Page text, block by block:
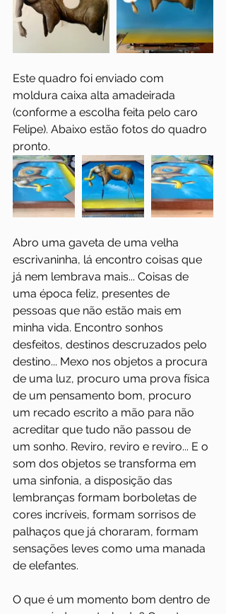
Este quadro foi enviado com
moldura caixa alta amadeirada
(conforme a escolha feita pelo caro
Felipe). Abaixo estão fotos do quadro
pronto.
Abro uma gaveta de uma velha
escrivaninha, lá encontro coisas que
já nem lembrava mais... Coisas de
uma época feliz, presentes de
pessoas que não estão mais em
minha vida. Encontro sonhos
desfeitos, destinos descruzados pelo
destino... Mexo nos objetos a procura
de uma luz, procuro uma prova física
de um pensamento bom, procuro
um recado escrito a mão para não
acreditar que tudo não passou de
um sonho. Reviro, reviro e reviro... E o
som dos objetos se transforma em
uma sinfonia, a disposição das
lembranças formam borboletas de
cores incríveis, formam sorrisos de
palhaços que já choraram, formam
sensações leves como uma manada
de elefantes.
O que é um momento bom dentro de